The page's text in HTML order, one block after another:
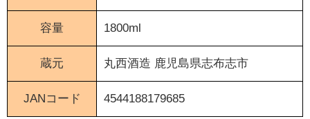
容量 1800ml
蔵元 丸西酒造 鹿児島県志布志市
JANコード 4544188179685